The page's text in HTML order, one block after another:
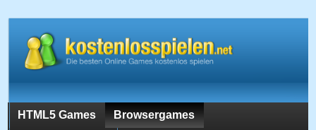
HTML5 Games Browsergames